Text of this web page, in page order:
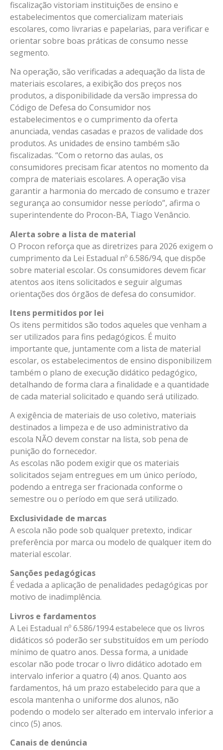
fiscalização vistoriam instituições de ensino e
estabelecimentos que comercializam materiais
escolares, como livrarias e papelarias, para verificar e
orientar sobre boas práticas de consumo nesse
segmento.
Na operação, são verificadas a adequação da lista de
materiais escolares, a exibição dos preços nos
produtos, a disponibilidade da versão impressa do
Código de Defesa do Consumidor nos
estabelecimentos e o cumprimento da oferta
anunciada, vendas casadas e prazos de validade dos
produtos. As unidades de ensino também são
fiscalizadas. “Com o retorno das aulas, os
consumidores precisam ficar atentos no momento da
compra de materiais escolares. A operação visa
garantir a harmonia do mercado de consumo e trazer
segurança ao consumidor nesse período”, afirma o
superintendente do Procon-BA, Tiago Venâncio.
Alerta sobre a lista de material
O Procon reforça que as diretrizes para 2026 exigem o
cumprimento da Lei Estadual nº 6.586/94, que dispõe
sobre material escolar. Os consumidores devem ficar
atentos aos itens solicitados e seguir algumas
orientações dos órgãos de defesa do consumidor.
Itens permitidos por lei
Os itens permitidos são todos aqueles que venham a
ser utilizados para fins pedagógicos. É muito
importante que, juntamente com a lista de material
escolar, os estabelecimentos de ensino disponibilizem
também o plano de execução didático pedagógico,
detalhando de forma clara a finalidade e a quantidade
de cada material solicitado e quando será utilizado.
A exigência de materiais de uso coletivo, materiais
destinados a limpeza e de uso administrativo da
escola NÃO devem constar na lista, sob pena de
punição do fornecedor.
As escolas não podem exigir que os materiais
solicitados sejam entregues em um único período,
podendo a entrega ser fracionada conforme o
semestre ou o período em que será utilizado.
Exclusividade de marcas
A escola não pode sob qualquer pretexto, indicar
preferência por marca ou modelo de qualquer item do
material escolar.
Sanções pedagógicas
É vedada a aplicação de penalidades pedagógicas por
motivo de inadimplência.
Livros e fardamentos
A Lei Estadual nº 6.586/1994 estabelece que os livros
didáticos só poderão ser substituídos em um período
mínimo de quatro anos. Dessa forma, a unidade
escolar não pode trocar o livro didático adotado em
intervalo inferior a quatro (4) anos. Quanto aos
fardamentos, há um prazo estabelecido para que a
escola mantenha o uniforme dos alunos, não
podendo o modelo ser alterado em intervalo inferior a
cinco (5) anos.
Canais de denúncia